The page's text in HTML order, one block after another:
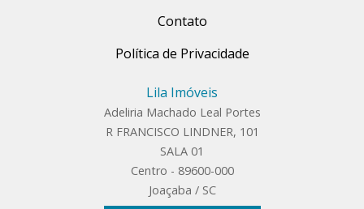
Contato
Política de Privacidade
Lila Imóveis
Adeliria Machado Leal Portes
R FRANCISCO LINDNER, 101
SALA 01
Centro - 89600-000
Joaçaba / SC